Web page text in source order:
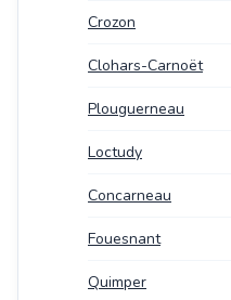
Crozon
Clohars-Carnoët
Plouguerneau
Loctudy
Concarneau
Fouesnant
Quimper